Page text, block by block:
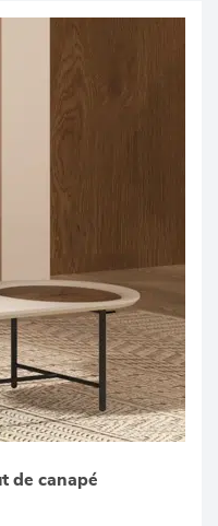
de canapé